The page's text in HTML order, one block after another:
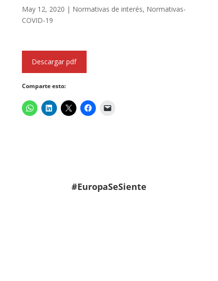
May 12, 2020 | Normativas de interés, Normativas-
COVID-19
Descargar pdf
Comparte esto:
#EuropaSeSiente